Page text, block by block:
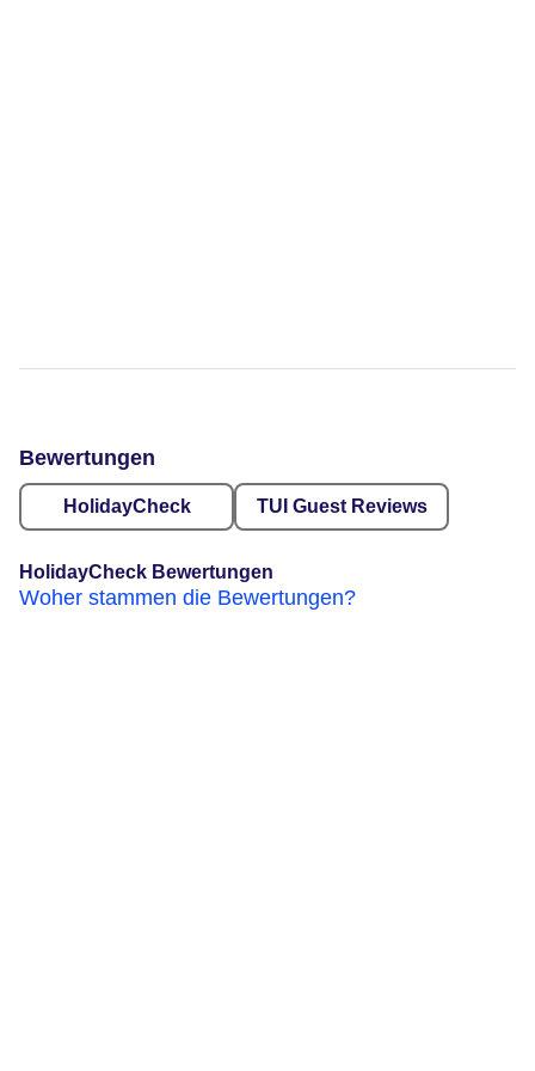
Bewertungen
HolidayCheck TUI Guest Reviews
HolidayCheck Bewertungen
Woher stammen die Bewertungen?